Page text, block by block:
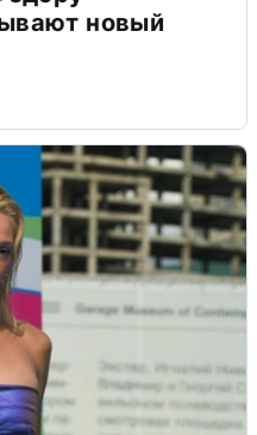
новый